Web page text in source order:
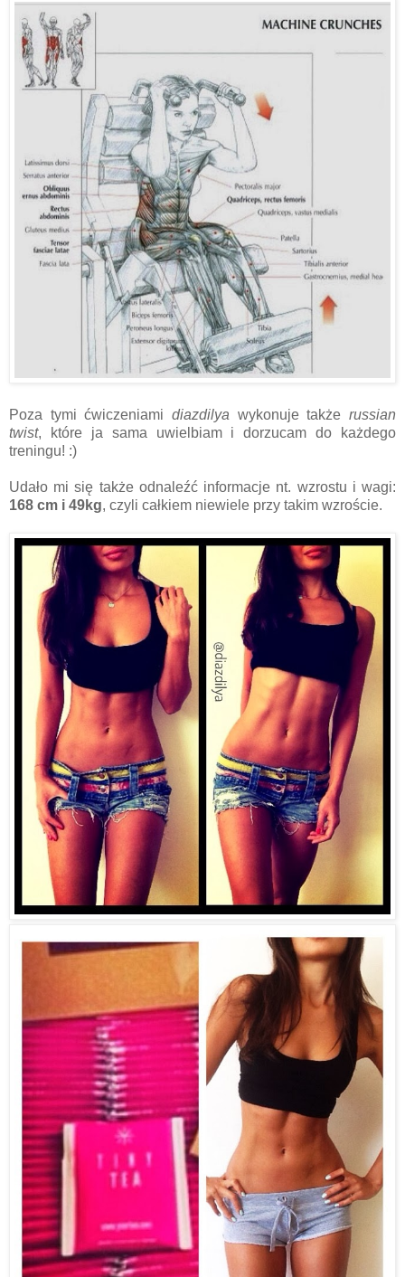
Poza tymi ćwiczeniami diazdilya wykonuje także russian
twist, które ja sama uwielbiam i dorzucam do każdego
treningu! :)
Udało mi się także odnaleźć informacje nt. wzrostu i wagi:
168 cm i 49kg, czyli całkiem niewiele przy takim wzroście.